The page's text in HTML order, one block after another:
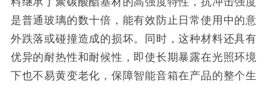
是普通玻璃的数十倍，能有效防止日常使用中的意
外跌落或碰撞造成的损坏。同时，这种材料还具有
优异的耐热性和耐候性，即使长期暴露在光照环境
下也不易黄变老化，保障智能音箱在产品的整个生